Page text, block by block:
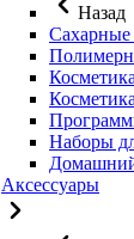
Назад
Сахарные
Наборы
Аксессуары